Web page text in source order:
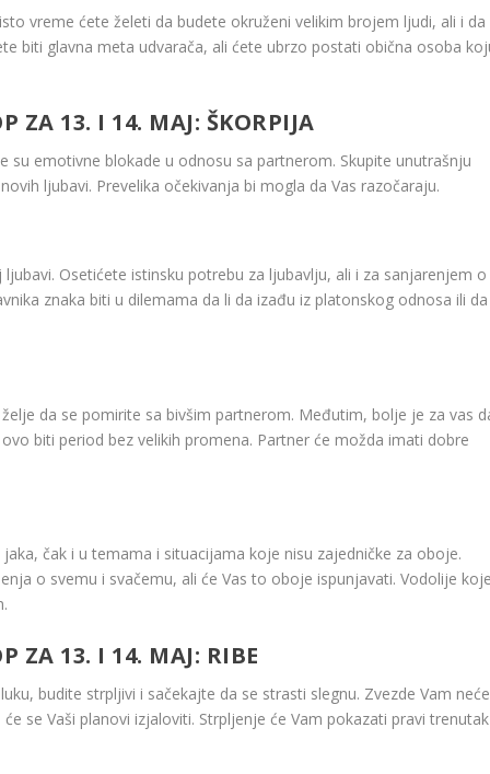
vreme ćete želeti da budete okruženi velikim brojem ljudi, ali i da
biti glavna meta udvarača, ali ćete ubrzo postati obična osoba
ZA 13. I 14. MAJ: ŠKORPIJA
su emotivne blokade u odnosu sa partnerom. Skupite unutrašnju
ljubavi. Prevelika očekivanja bi mogla da Vas razočaraju.
Osetićete istinsku potrebu za ljubavlju, ali i za sanjarenjem o
znaka biti u dilemama da li da izađu iz platonskog odnosa ili da
da se pomirite sa bivšim partnerom. Međutim, bolje je za vas
biti period bez velikih promena. Partner će možda imati dobre
čak i u temama i situacijama koje nisu zajedničke za oboje.
o svemu i svačemu, ali će Vas to oboje ispunjavati. Vodolije
ZA 13. I 14. MAJ: RIBE
budite strpljivi i sačekajte da se strasti slegnu. Zvezde Vam neće
se Vaši planovi izjaloviti. Strpljenje će Vam pokazati pravi trenutak